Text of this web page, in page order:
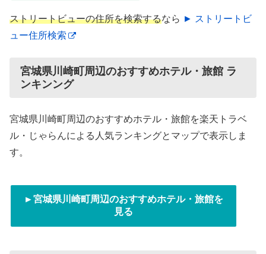
ストリートビューの住所を検索するなら ► ストリートビ
ュー住所検索
宮城県川崎町周辺のおすすめホテル・旅館 ラ
ンキンング
宮城県川崎町周辺のおすすめホテル・旅館を楽天トラベ
ル・じゃらんによる人気ランキングとマップで表示しま
す。
►宮城県川崎町周辺のおすすめホテル・旅館を
見る